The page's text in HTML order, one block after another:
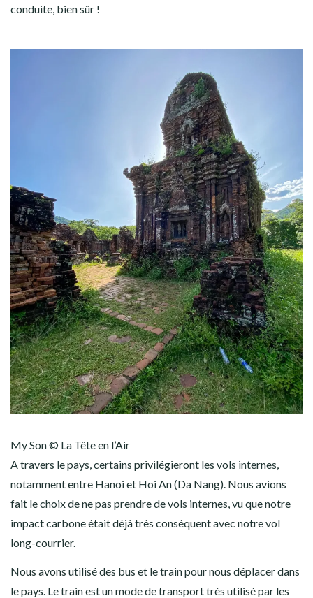
conduite, bien sûr !
My Son © La Tête en l’Air
A travers le pays, certains privilégieront les vols internes,
notamment entre Hanoi et Hoi An (Da Nang). Nous avions
fait le choix de ne pas prendre de vols internes, vu que notre
impact carbone était déjà très conséquent avec notre vol
long-courrier.
Nous avons utilisé des bus et le train pour nous déplacer dans
le pays. Le train est un mode de transport très utilisé par les